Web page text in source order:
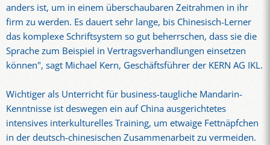
anders ist, um in einem überschaubaren Zeitrahmen in ihr
firm zu werden. Es dauert sehr lange, bis Chinesisch-Lerner
das komplexe Schriftsystem so gut beherrschen, dass sie die
Sprache zum Beispiel in Vertragsverhandlungen einsetzen
können", sagt Michael Kern, Geschäftsführer der KERN AG IKL.
Wichtiger als Unterricht für business-taugliche Mandarin-
Kenntnisse ist deswegen ein auf China ausgerichtetes
intensives interkulturelles Training, um etwaige Fettnäpfchen
in der deutsch-chinesischen Zusammenarbeit zu vermeiden.